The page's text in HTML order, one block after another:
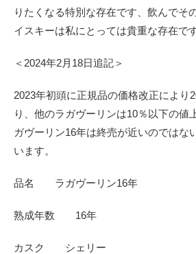
りたくなる特別な存在です、飲んでそ
イスキーは私にとっては貴重な存在です
＜2024年2月18日追記＞
2023年初頭に正規品の価格改正により
り、他のラガヴーリンは10％以下の値
ガヴーリン16年は終売が近いのではな
います。
品名 ラガヴーリン16年
熟成年数 16年
カスク シェリー